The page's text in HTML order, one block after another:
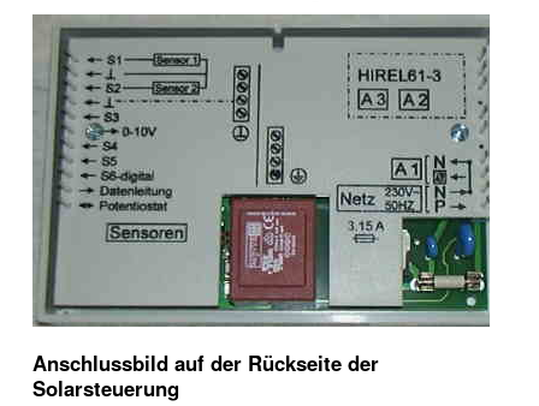
Anschlussbild auf der Rückseite der
Solarsteuerung